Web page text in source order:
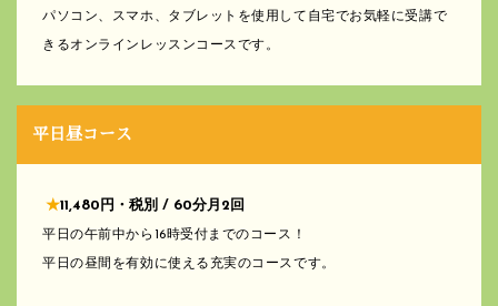
パソコン、スマホ、タブレットを使用して自宅でお気軽に受講で
きるオンラインレッスンコースです。
平日昼コース
★11,480円・税別 / 60分月2回
平日の午前中から16時受付までのコース！
平日の昼間を有効に使える充実のコースです。